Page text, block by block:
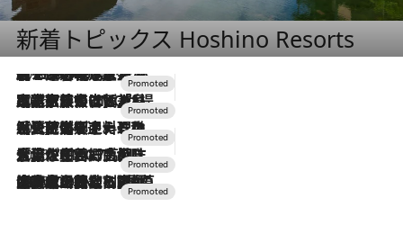
新着トピックス Hoshino Resorts
2026.8.7
【トンボの足水浴】ヒノキの香りに包まれて涼感マックス！約13℃の湧水かけ流しを避暑地「星野温泉 トンボの湯」で体験
2026.7.31
【ホテル帰省】という選択肢をOMOが提案。家族とほどよい距離を保つには「昼は実家、夜は気兼ねなくホテルで！」
2026.7.24
【夏限定ディナーコース】旬を迎える稚鮎や花ズッキーニなどをイタリア・トスカーナの郷土料理の手法で満喫！
2026.7.17
「土佐和ハーブかき氷」がOMO7高知に登場！生姜、山椒、大葉など目にも舌にも涼を呼ぶ郷土の味
2026.7.10
NEW OPEN！【界 草津】名湯の地に誕生。趣の異なる2種の温泉と上州ならではの会席・蕎麦割烹など美食を味わう究極の癒やし旅